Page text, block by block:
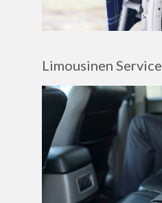
Limousinen Service